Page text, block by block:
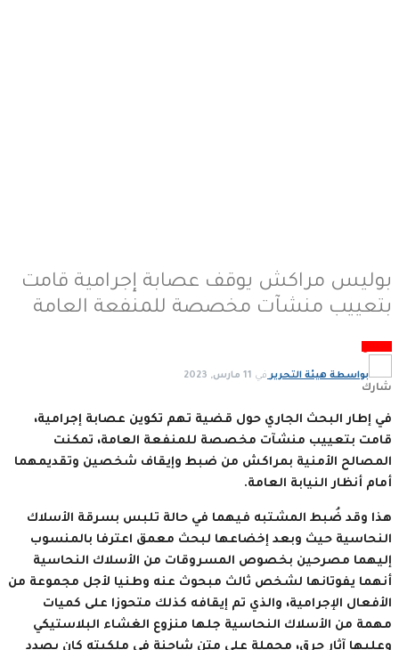
بوليس مراكش يوقف عصابة إجرامية قامت
بتعييب منشآت مخصصة للمنفعة العامة
بواسطة هيئة التحرير في 11 مارس, 2023
شارك
في إطار البحث الجاري حول قضية تهم تكوين عصابة إجرامية،
قامت بتعييب منشآت مخصصة للمنفعة العامة، تمكنت
المصالح الأمنية بمراكش من ضبط وإيقاف شخصين وتقديمهما
أمام أنظار النيابة العامة.
هذا وقد ضُبط المشتبه فيهما في حالة تلبس بسرقة الأسلاك
النحاسية حيث وبعد إخضاعها لبحث معمق اعترفا بالمنسوب
إليهما مصرحين بخصوص المسروقات من الأسلاك النحاسية
أنهما يفوتانها لشخص ثالث مبحوث عنه وطنيا لأجل مجموعة من
الأفعال الإجرامية، والذي تم إيقافه كذلك متحوزا على كميات
مهمة من الأسلاك النحاسية جلها منزوع الغشاء البلاستيكي
وعليها آثار حرق، محملة على متن شاحنة في ملكيته كان بصدد